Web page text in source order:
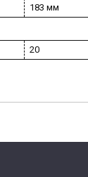
183 мм
20